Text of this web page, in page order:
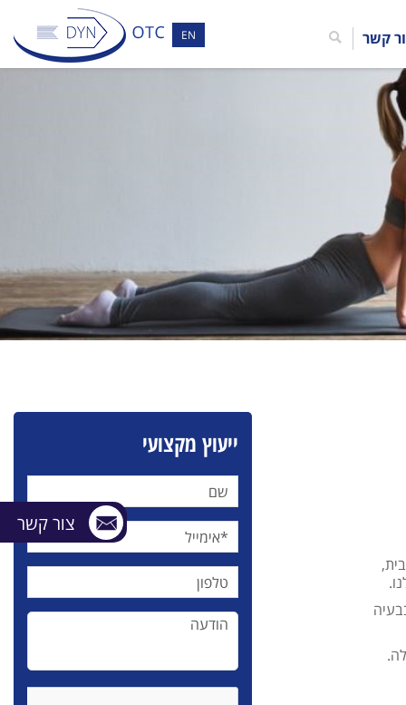
צור קשר
EN קשר
ייעוץ מקצועי